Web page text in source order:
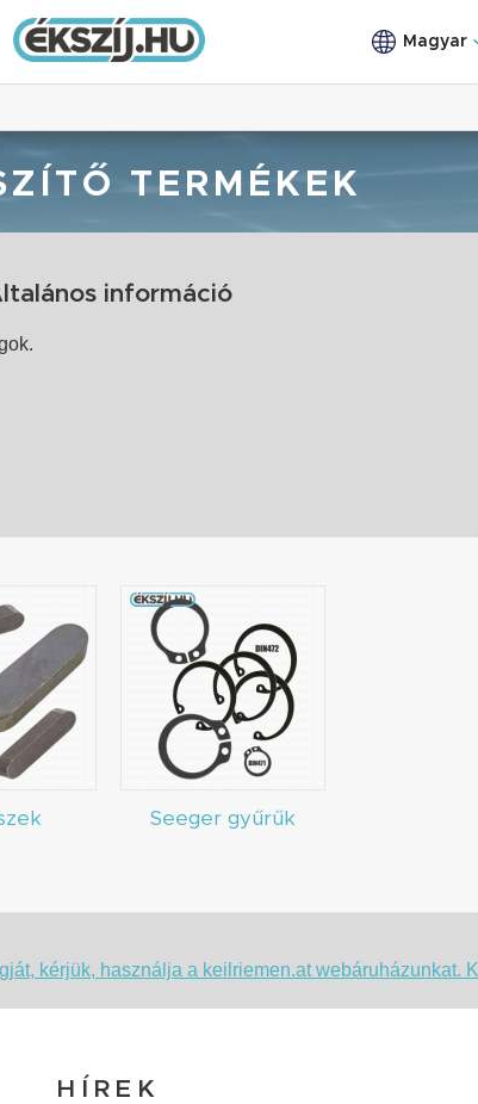
Magyar
TERMÉKEK
információ
Seeger gyűrűk
kérjük, használja a keilriemen.at webáruházunkat.
HÍREK